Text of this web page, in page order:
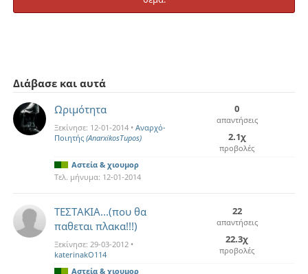
Διάβασε και αυτά
Ωριμότητα
Ξεκίνησε: 12-01-2014 • Αναρχό-
Ποιητής (AnarxikosTupos)
0
απαντήσεις
2.1χ
προβολές
Αστεία & χιουμορ
Τελ. μήνυμα: 12-01-2014
ΤΕΣΤΑΚΙΑ...(που θα
παθεται πλακα!!!)
Ξεκίνησε: 29-03-2012 •
katerinakO114
22
απαντήσεις
22.3χ
προβολές
Αστεία & χιουμορ